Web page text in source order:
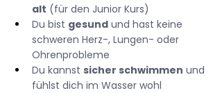
alt (für den Junior Kurs)
Du bist gesund und hast keine
schweren Herz-, Lungen- oder
Ohrenprobleme
Du kannst sicher schwimmen und
fühlst dich im Wasser wohl